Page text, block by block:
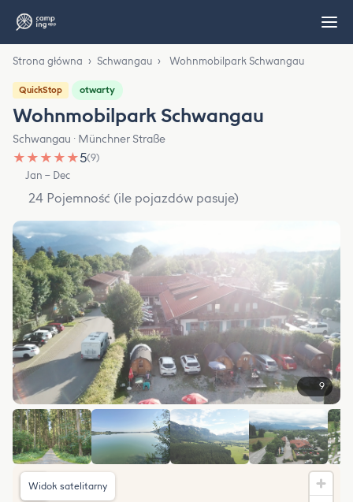
Strona główna › Schwangau › Wohnmobilpark Schwangau
QuickStop otwarty
Wohnmobilpark Schwangau
Schwangau · Münchner Straße
★ ★ ★ ★ ★5(9)
Jan – Dec
24 Pojemność (ile pojazdów pasuje)
9
Widok satelitarny